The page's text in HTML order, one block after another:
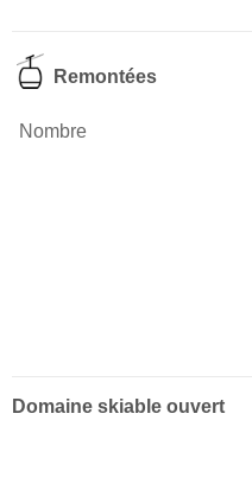
Remontées
Nombre
Domaine skiable ouvert